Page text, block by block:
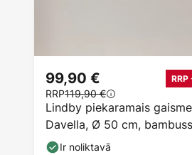
Lindby piekaramais
Davella, Ø 50 cm,
tekstils
99,90 €
RRP119,90 €
Ir noliktavā